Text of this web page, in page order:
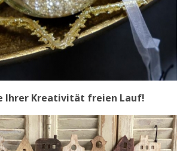
Ihrer Kreativität freien Lauf!